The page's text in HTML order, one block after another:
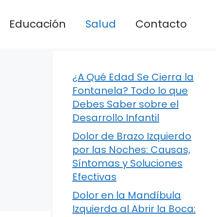
Educación Salud Contacto
¿A Qué Edad Se Cierra la
Fontanela? Todo lo que
Debes Saber sobre el
Desarrollo Infantil
Dolor de Brazo Izquierdo
por las Noches: Causas,
Síntomas y Soluciones
Efectivas
Dolor en la Mandíbula
Izquierda al Abrir la Boca: